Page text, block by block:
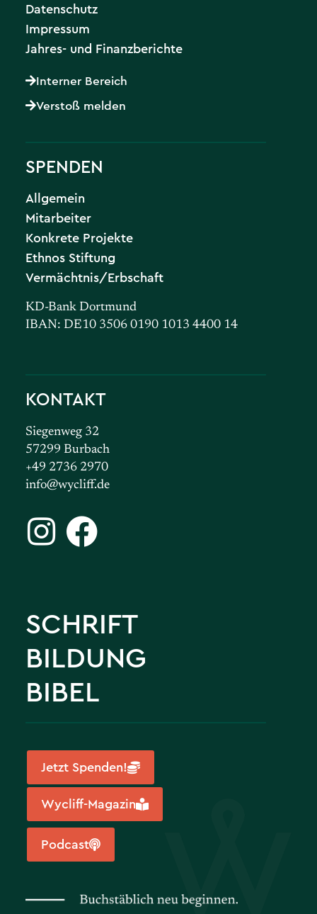
KONTAKT
Siegenweg 32
57299 Burbach
+49 2736 2970
info@wycliff.de
SPENDEN
Allgemein
Mitarbeiter
Konkrete Projekte
Ethnos Stiftung
Vermächtnis/Erbschaft
KD-Bank Dortmund
IBAN: DE10 3506 0190 1013 4400 14
Datenschutz
Impressum
Jahres- und Finanzberichte
Interner Bereich
Verstoß melden
SCHRIFT
BILDUNG
BIBEL
Jetzt Spenden!
Wycliff-Magazin
Podcast